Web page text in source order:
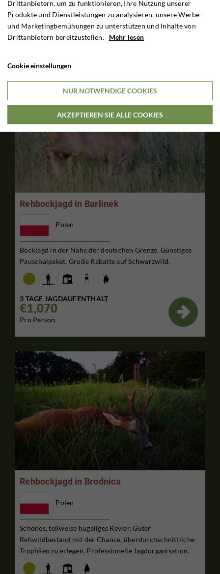
4 TAGE JAGDAUFENTHALT
€940
Pro Person

Rehbockjagd in Barlinek
Polen
Bockjagd in der Nähe der deutschen Grenze. Günstiges
Pauschalpaket. Große Rabatte auf Schwarzwild.
3 TAGE JAGDAUFENTHALT
€1,070
Pro Person

Rehbockjagd in Brodnica
Polen
Schönes, teilweise hügeliges Revier. Guter
Rehwildbestand mit der Chance, überdurchschnittliche
Trophäen zu erlegen. Professionelle Jagdorganisation.
Drittanbietern, um zu funktionieren, Ihre Nutzung unserer
Produkte und Dienstleistungen zu analysieren, unsere Werbe-
und Marketingbemühungen zu unterstützen und Inhalte von
Drittanbietern bereitzustellen. Mehr lesen
Cookie einstellungen
NUR NOTWENDIGE COOKIES
AKZEPTIEREN SIE ALLE COOKIES